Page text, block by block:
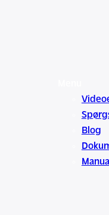
Blog